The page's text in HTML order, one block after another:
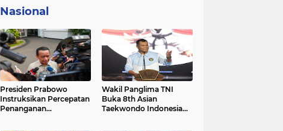
Nasional
Presiden Prabowo
Instruksikan Percepatan
Penanganan
Wakil Panglima TNI
Buka 8th Asian
Taekwondo Indonesia